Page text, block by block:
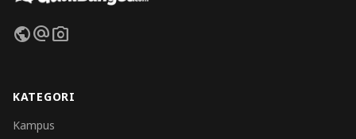
publicalternate_emailphoto_camera
KATEGORI
Kampus